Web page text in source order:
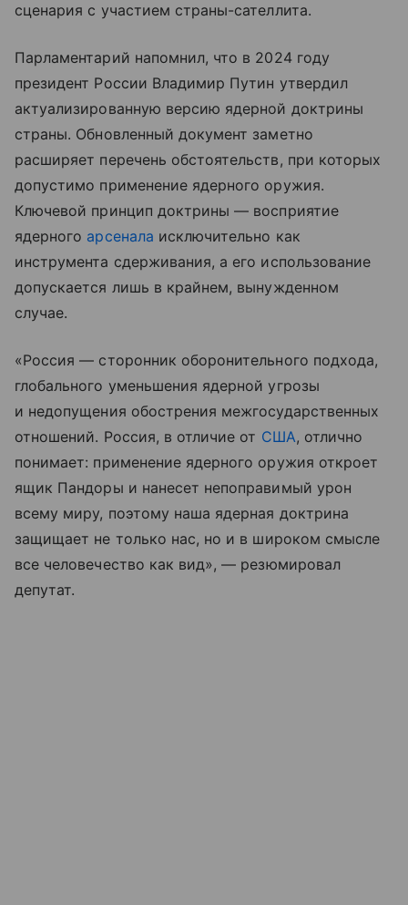
сценария с участием страны-сателлита.
Парламентарий напомнил, что в 2024 году
президент России Владимир Путин утвердил
актуализированную версию ядерной доктрины
страны. Обновленный документ заметно
расширяет перечень обстоятельств, при которых
допустимо применение ядерного оружия.
Ключевой принцип доктрины — восприятие
ядерного арсенала исключительно как
инструмента сдерживания, а его использование
допускается лишь в крайнем, вынужденном
случае.
«Россия — сторонник оборонительного подхода,
глобального уменьшения ядерной угрозы
и недопущения обострения межгосударственных
отношений. Россия, в отличие от США, отлично
понимает: применение ядерного оружия откроет
ящик Пандоры и нанесет непоправимый урон
всему миру, поэтому наша ядерная доктрина
защищает не только нас, но и в широком смысле
все человечество как вид», — резюмировал
депутат.